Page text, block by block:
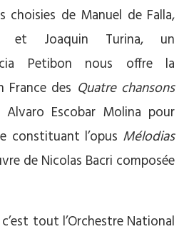
choisies de Manuel de Falla,
et Joaquin Turina, un
Petibon nous offre la
France des Quatre chansons
Escobar Molina pour
constituant l’opus Mélodias
de Nicolas Bacri composée
tout l’Orchestre National